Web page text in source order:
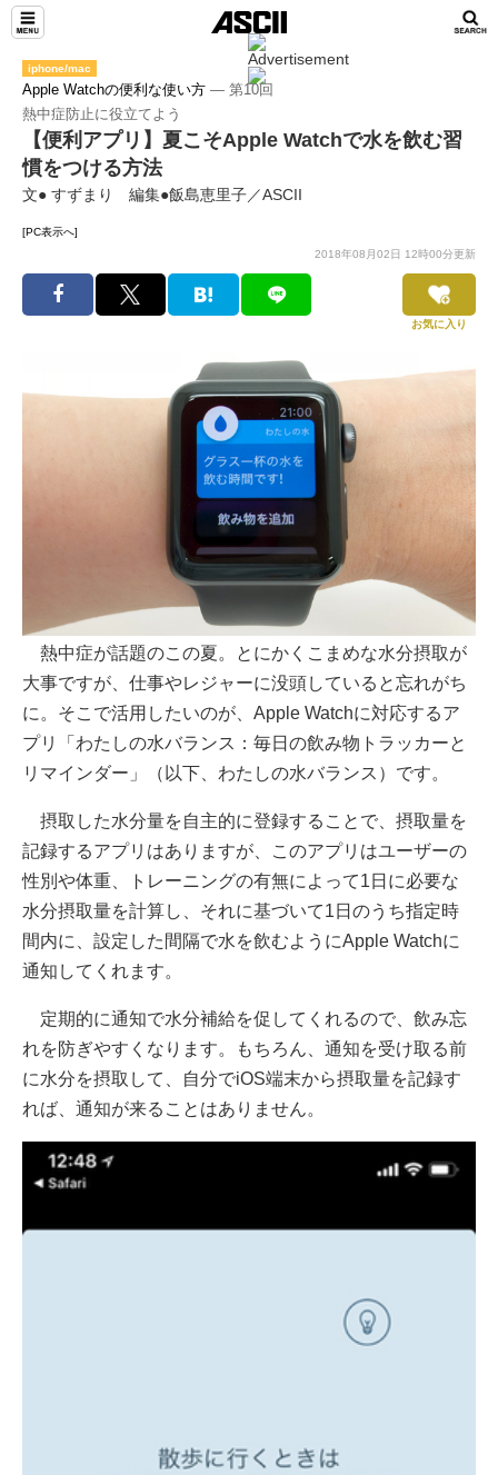
iphone/mac
Apple Watchの便利な使い方 ― 第10回
熱中症防止に役立てよう
【便利アプリ】夏こそApple Watchで水を飲む習
慣をつける方法
文● すずまり 編集●飯島恵里子／ASCII
[PC表示へ]
2018年08月02日 12時00分更新
お気に入り
熱中症が話題のこの夏。とにかくこまめな水分摂取が
大事ですが、仕事やレジャーに没頭していると忘れがち
に。そこで活用したいのが、Apple Watchに対応するア
プリ「わたしの水バランス：毎日の飲み物トラッカーと
リマインダー」（以下、わたしの水バランス）です。
摂取した水分量を自主的に登録することで、摂取量を
記録するアプリはありますが、このアプリはユーザーの
性別や体重、トレーニングの有無によって1日に必要な
水分摂取量を計算し、それに基づいて1日のうち指定時
間内に、設定した間隔で水を飲むようにApple Watchに
通知してくれます。
定期的に通知で水分補給を促してくれるので、飲み忘
れを防ぎやすくなります。もちろん、通知を受け取る前
に水分を摂取して、自分でiOS端末から摂取量を記録す
れば、通知が来ることはありません。